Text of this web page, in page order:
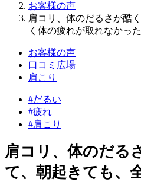
お客様の声
肩コリ、体のだるさが酷
く体の疲れが取れなかった
お客様の声
口コミ広場
肩こり
#だるい
#疲れ
#肩こり
肩コリ、体のだる
て、朝起きても、